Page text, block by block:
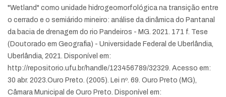
"Wetland" como unidade hidrogeomorfológica na transição entre
o cerrado e o semiárido mineiro: análise da dinâmica do Pantanal
da bacia de drenagem do rio Pandeiros - MG. 2021. 171 f. Tese
(Doutorado em Geografia) - Universidade Federal de Uberlândia,
Uberlândia, 2021. Disponível em:
http://repositorio.ufu.br/handle/123456789/32329. Acesso em:
30 abr. 2023. Ouro Preto. (2005). Lei nº. 69. Ouro Preto (MG),
Câmara Municipal de Ouro Preto. Disponível em: